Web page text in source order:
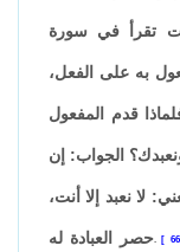
تقرأ في سورة
به على الفعل،
قدم المفعول
الجواب: إن
لا نعبد إلا أنت،
حصر العبادة له